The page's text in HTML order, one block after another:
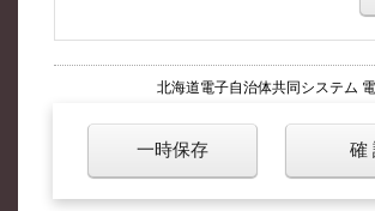
一時保存
北海道電子自治体共同システム